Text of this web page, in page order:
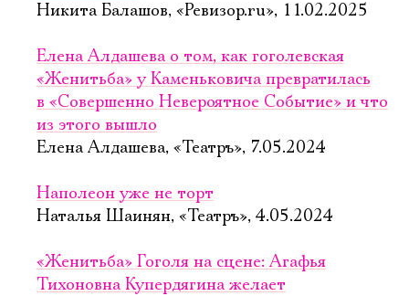
Никита Балашов, «Ревизор.ru», 11.02.2025
Елена Алдашева о том, как гоголевская
«Женитьба» у Каменьковича превратилась
в «Совершенно Невероятное Событие» и что
из этого вышло
Елена Алдашева, «Театръ», 7.05.2024
Наполеон уже не торт
Наталья Шаинян, «Театръ», 4.05.2024
«Женитьба» Гоголя на сцене: Агафья
Тихоновна Купердягина желает